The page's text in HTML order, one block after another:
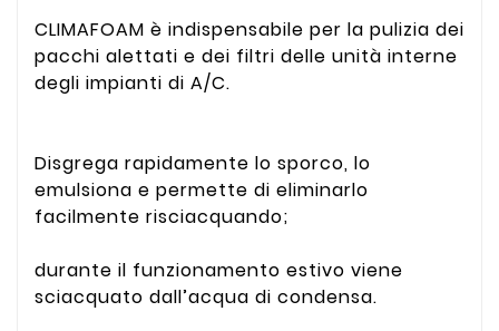
CLIMAFOAM è indispensabile per la pulizia dei
pacchi alettati e dei filtri delle unità interne
degli impianti di A/C.
Disgrega rapidamente lo sporco, lo
emulsiona e permette di eliminarlo
facilmente risciacquando;
durante il funzionamento estivo viene
sciacquato dall’acqua di condensa.